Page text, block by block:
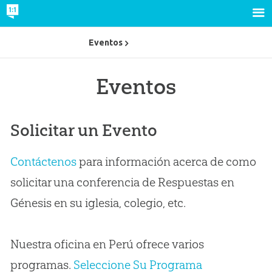
Eventos
Solicitar un Evento
Contáctenospara información acerca de como
solicitar una conferencia de Respuestas en
Génesis en su iglesia, colegio, etc.
Nuestra oficina en Perú ofrece varios
programas. Seleccione Su Programa
Eventos